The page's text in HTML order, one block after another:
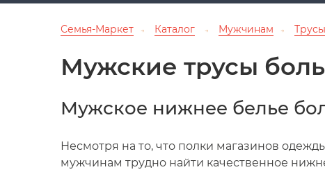
Семья-Маркет → Каталог → Мужчинам → Трусы
Мужские трусы
Мужское нижнее белье
Несмотря на то, что полки магазинов
мужчинам трудно найти качественное